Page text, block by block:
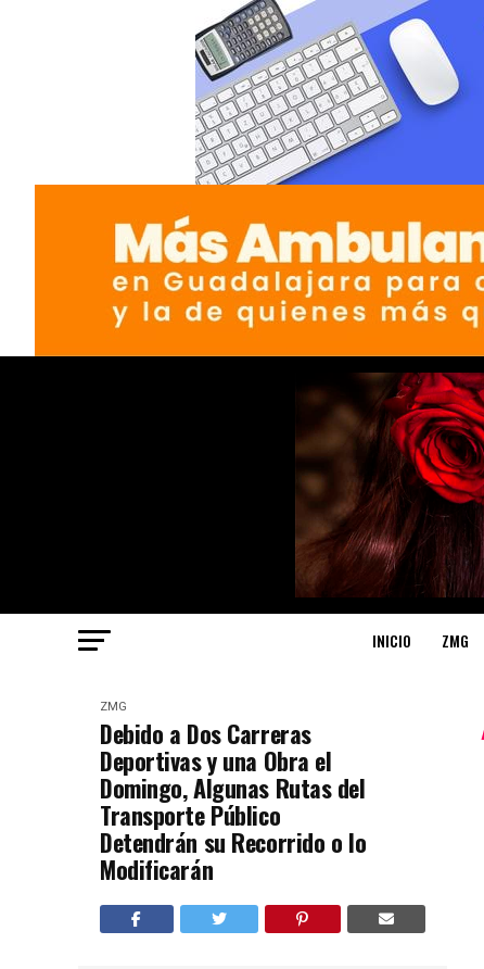
INICIO ZMG
ZMG
Debido a Dos Carreras
Deportivas y una Obra el
Domingo, Algunas Rutas del
Transporte Público
Detendrán su Recorrido o lo
Modificarán